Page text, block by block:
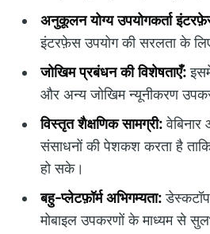
अनुकूलन योग्य उपयोगकर्ता
इंटरफ़ेस उपयोग की सरलता के
जोखिम प्रबंधन की विशेषताएँ:
और अन्य जोखिम न्यूनीकरण
विस्तृत शैक्षणिक सामग्री:
संसाधनों की पेशकश करता है ताकि
हो सके।
बहु-प्लेटफ़ॉर्म अभिगम्यता:
मोबाइल उपकरणों के माध्यम से